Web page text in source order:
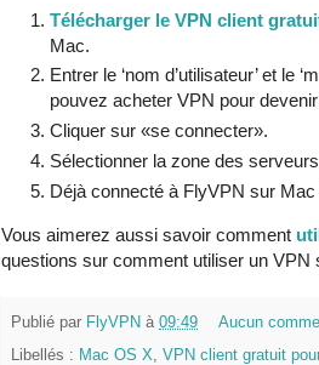
Télécharger le VPN client
Mac.
Entrer le ‘nom d’utilisateur’ et le
pouvez acheter VPN pour
Cliquer sur «se connecter».
Sélectionner la zone des
Déjà connecté à FlyVPN sur Mac
Vous aimerez aussi savoir comment
questions sur comment utiliser un
Publié par FlyVPN à 09:49
Aucun
Libellés : Mac OS X VPN client gratuit